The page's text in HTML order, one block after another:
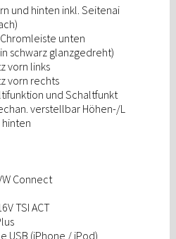
und hinten inkl. Seitenai
unten
schwarz glanzgedreht)
vorn links
vorn rechts
und Schaltfunkt
verstellbar Höhen-/L
Connect
TSI ACT
USB (iPhone / iPod)